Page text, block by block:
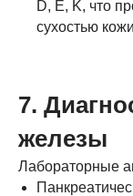
D, E, K, что
сухостью
7.
железы
Лабораторные